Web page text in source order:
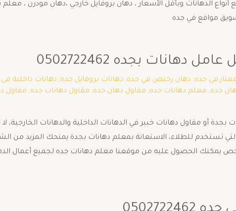
الدهانات وبأقل الأسعار ، دهان بروفايل خارجي ،دهان مودرن ،
مواقع في جده
بجده 0502722462
في جده, دهان رخيص في جده, دهانات بروفايل جده, دهانات داخلية
جده, معلم دهانات جده, مقاول دهان جده, مقاول دهانات جده, مقاول
أو مقاول دهانات خبير في الدهانات الداخلية والدهانات
تستخدم للطلاء، الاستعانة بمعلم دهانات بجدة يمنحك المزيد من
يمكنك الحصول عليه من موقعنا معلم دهانات جده لجميع أعمال